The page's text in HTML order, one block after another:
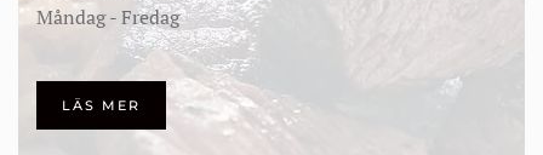
Måndag - Fredag
LÄS MER